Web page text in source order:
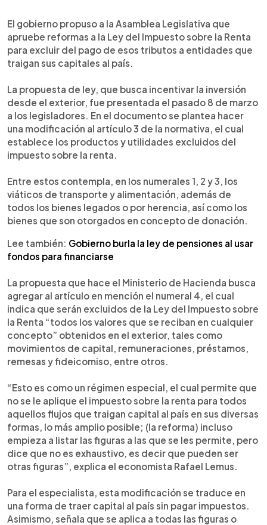
► Escuchar artículo
El gobierno propuso a la Asamblea Legislativa que
apruebe reformas a la Ley del Impuesto sobre la Renta
para excluir del pago de esos tributos a entidades que
traigan sus capitales al país.
La propuesta de ley, que busca incentivar la inversión
desde el exterior, fue presentada el pasado 8 de marzo
a los legisladores. En el documento se plantea hacer
una modificación al artículo 3 de la normativa, el cual
establece los productos y utilidades excluidos del
impuesto sobre la renta.
Entre estos contempla, en los numerales 1, 2 y 3, los
viáticos de transporte y alimentación, además de
todos los bienes legados o por herencia, así como los
bienes que son otorgados en concepto de donación.
Lee también: Gobierno burla la ley de pensiones al usar
fondos para financiarse
La propuesta que hace el Ministerio de Hacienda busca
agregar al artículo en mención el numeral 4, el cual
indica que serán excluidos de la Ley del Impuesto sobre
la Renta “todos los valores que se reciban en cualquier
concepto” obtenidos en el exterior, tales como
movimientos de capital, remuneraciones, préstamos,
remesas y fideicomiso, entre otros.
“Esto es como un régimen especial, el cual permite que
no se le aplique el impuesto sobre la renta para todos
aquellos flujos que traigan capital al país en sus diversas
formas, lo más amplio posible; (la reforma) incluso
empieza a listar las figuras a las que se les permite, pero
dice que no es exhaustivo, es decir que pueden ser
otras figuras”, explica el economista Rafael Lemus.
Para el especialista, esta modificación se traduce en
una forma de traer capital al país sin pagar impuestos.
Asimismo, señala que se aplica a todas las figuras o